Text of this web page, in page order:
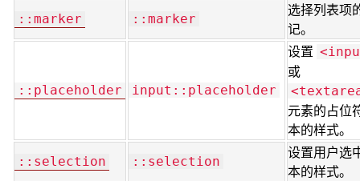
::marker ::marker
选择列表项
记。
::placeholder input::placeholder
设置
或
元素的占位
本的样式。
::selection ::selection
设置用户选
本的样式。